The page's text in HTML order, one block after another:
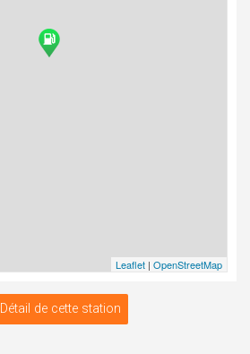
Leaflet | OpenStreetMap
Détail de cette station